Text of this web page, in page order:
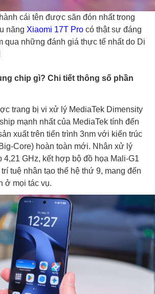
cái tên được săn đón nhất trong
năng Xiaomi 17T Pro có thật sự đáng
qua những đánh giá thực tế nhất do Di
chip gì? Chi tiết thông số phần
trang bị vi xử lý MediaTek Dimensity
mạnh nhất của MediaTek tính đến
xuất trên tiến trình 3nm với kiến trúc
Core) hoàn toàn mới. Nhân xử lý
4,21 GHz, kết hợp bộ đồ họa Mali-G1
tuệ nhân tạo thế hệ thứ 9, mang đến
ở mọi tác vụ.